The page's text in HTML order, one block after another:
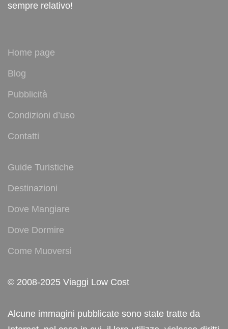
sempre relativo!
Home page
Blog
Pubblicità
Condizioni d’uso
Contatti
Guide Turistiche
Destinazioni
Dove Mangiare
Dove Dormire
Come Muoversi
© 2008-2025 Viaggi Low Cost
Alcune immagini pubblicate sono state tratte da